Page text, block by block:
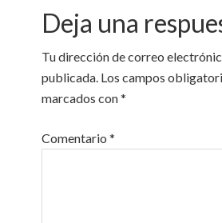
Deja una
Tu dirección de correo
publicada. Los campos
marcados con*
Comentario*